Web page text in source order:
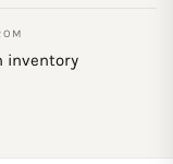
inventory